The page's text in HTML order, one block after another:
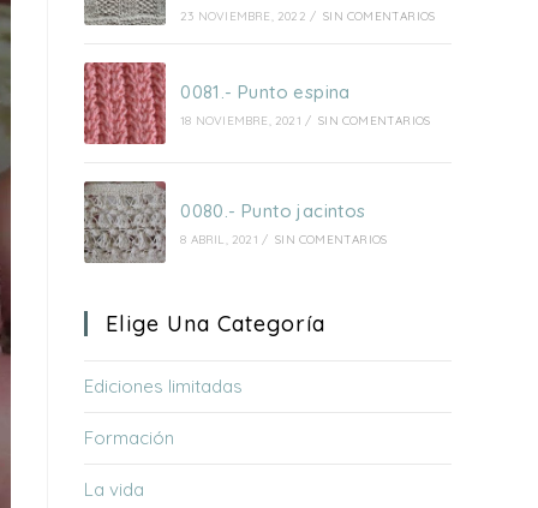
web
23 NOVIEMBRE, 2022 / SIN COMENTARIOS
0081.- Punto espina
18 NOVIEMBRE, 2021 / SIN COMENTARIOS
0080.- Punto jacintos
8 ABRIL, 2021 / SIN COMENTARIOS
Elige Una Categoría
Ediciones limitadas
Formación
La vida